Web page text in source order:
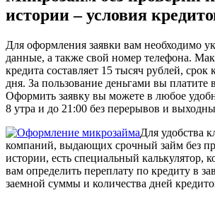
истории – условия
Для оформления заявки вам необходимо
данные, а также свой номер телефона.
кредита составляет 15 тысяч рублей, срок
дня. За пользование деньгами вы платите
Оформить заявку вы можете в любое
8 утра и до 21:00 без перерывов и
Для удобства
компаний, выдающих срочный займ без
истории, есть специальный калькулятор,
вам определить переплату по кредиту в
заемной суммы и количества дней